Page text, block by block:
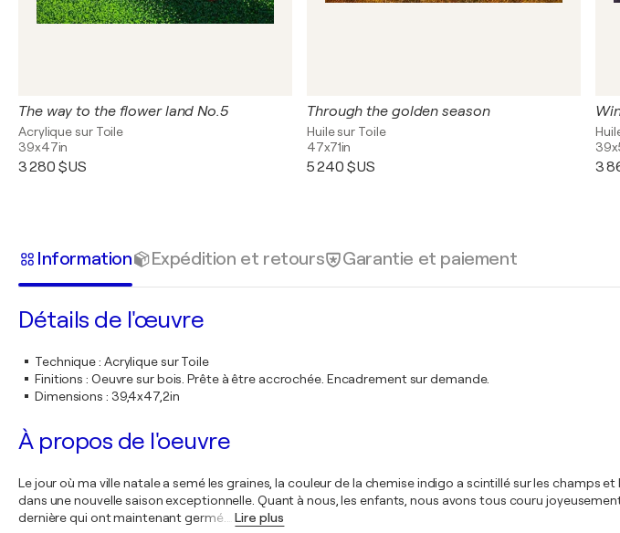
The way to the flower land No.5
Acrylique sur Toile
39x47in
3 280 $US
Through the golden season
Huile sur Toile
47x71in
5 240 $US 3
Information Expédition et retours Garantie et paiement
Détails de l'œuvre
Technique: Acrylique sur Toile
Finitions : Oeuvre sur bois. Prête à être accrochée. Encadrement sur demande.
Dimensions : 39,4x47,2in
À propos de l'oeuvre
Le jour où ma ville natale a semé les graines, la couleur de la chemise indigo a scintillé sur les
dans une nouvelle saison exceptionnelle. Quant à nous, les enfants, nous avons tous couru
dernière qui ont maintenant germé.
Lire plus